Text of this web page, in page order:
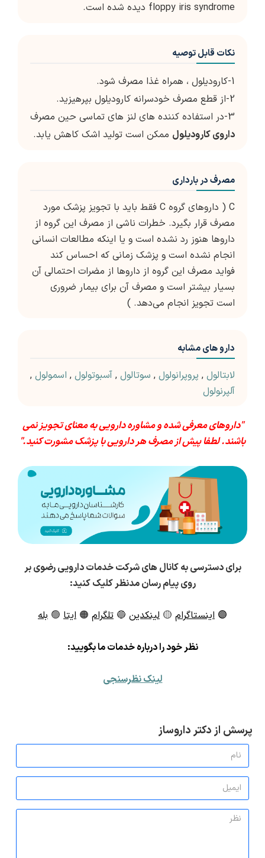
floppy iris syndrome دیده شده است.
نکات قابل توصیه
1-کارودیلول ، همراه غذا مصرف شود.
2-از قطع مصرف خودسرانه کارودیلول بپرهیزید.
3-در استفاده کننده های لنز های تماسی حین مصرف
داروی کارودیلول ممکن است تولید اشک کاهش یابد.
مصرف در بارداری
C ( داروهای گروه C فقط باید با تجویز پزشک مورد
مصرف قرار بگیرد. خطرات ناشی از مصرف این گروه از
داروها هنوز رد نشده است و یا اینکه مطالعات انسانی
انجام نشده است و پزشک زمانی که احساس کند
فواید مصرف این گروه از داروها از مضرات احتمالی آن
بسیار بیشتر است و مصرف آن برای بیمار ضروری
است تجویز انجام می‌دهد. )
دارو های مشابه
لابتالول , پروپرانولول , سوتالول , آسبوتولول , اسمولول ,
آلپرنولول
"داروهای معرفی شده و مشاوره دارویی به معنای تجویز نمی
باشند. لطفا پیش از مصرف هر دارویی با پزشک مشورت کنید."
برای دسترسی به کانال های شرکت خدمات دارویی رضوی بر
روی پیام رسان مدنظر کلیک کنید:
🟣 اینستاگرام 🟡 لینکدین 🔵 تلگرام 🟠 ایتا 🟢 بله
نظر خود را درباره خدمات ما بگویید:
لینک نظرسنجی
پرسش از دکتر داروساز